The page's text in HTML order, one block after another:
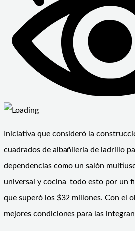
Iniciativa que consideró la
cuadrados de albañilería de ladrillo
dependencias como un salón
universal y cocina, todo esto por un
que superó los $32 millones. Con el
mejores condiciones para las